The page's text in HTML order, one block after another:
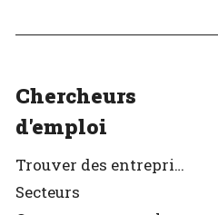
Chercheurs
d'emploi
Trouver des entreprises
Secteurs